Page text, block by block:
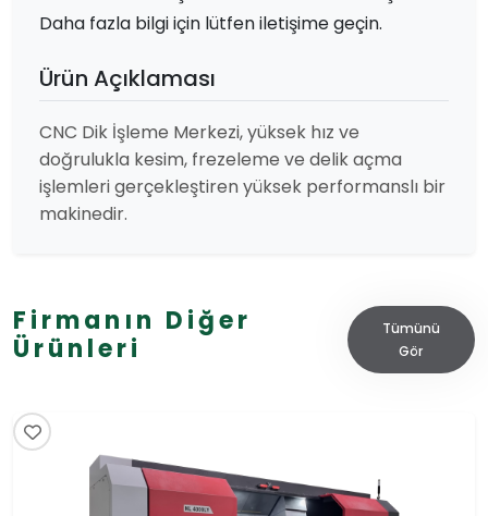
Daha fazla bilgi için lütfen iletişime geçin.
Ürün Açıklaması
CNC Dik İşleme Merkezi, yüksek hız ve
doğrulukla kesim, frezeleme ve delik açma
işlemleri gerçekleştiren yüksek performanslı bir
makinedir.
Firmanın Diğer
Ürünleri
Tümünü
Gör